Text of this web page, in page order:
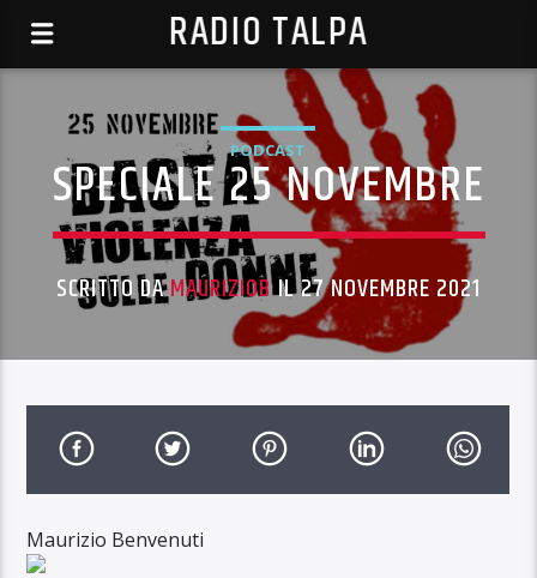
RADIO TALPA
PODCAST
SPECIALE 25 NOVEMBRE
SCRITTO DAMAURIZIOBIL 27 NOVEMBRE 2021
Maurizio Benvenuti